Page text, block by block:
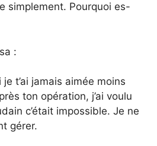
simplement. Pourquoi es-
:
t’ai jamais aimée moins
ton opération, j’ai voulu
c’était impossible. Je ne
gérer.